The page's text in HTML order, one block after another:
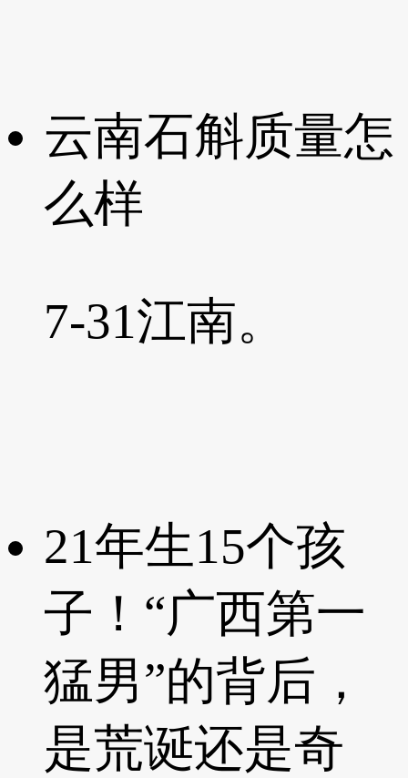
云南石斛质量怎
么样
7-31江南。
21年生15个孩
子！“广西第一
猛男”的背后，
是荒诞还是奇